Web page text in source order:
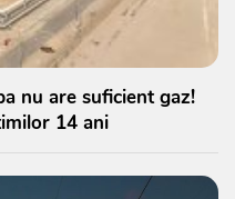
nu are suficient gaz!
14 ani